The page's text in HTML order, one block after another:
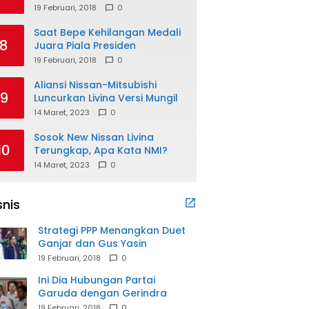
19 Februari, 2018 0
Saat Bepe Kehilangan Medali
Juara Piala Presiden
19 Februari, 2018 0
Aliansi Nissan-Mitsubishi
Luncurkan Livina Versi Mungil
14 Maret, 2023 0
Sosok New Nissan Livina
Terungkap, Apa Kata NMI?
14 Maret, 2023 0
Strategi PPP Menangkan Duet
Ganjar dan Gus Yasin
19 Februari, 2018 0
Ini Dia Hubungan Partai
Garuda dengan Gerindra